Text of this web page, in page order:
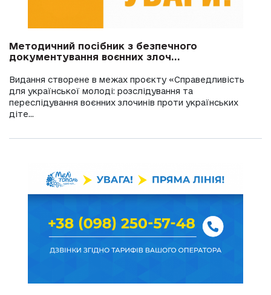
Методичний посібник з безпечного
документування воєнних злоч...
Видання створене в межах проєкту «Справедливість
для української молоді: розслідування та
переслідування воєнних злочинів проти українських
діте...